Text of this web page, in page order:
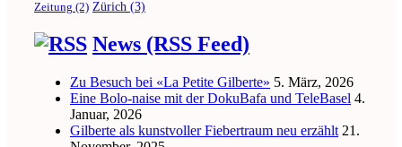
Zeitung (2) Zürich (3)
News (RSS Feed)
Zu Besuch bei «La Petite Gilberte» 5. März, 2026
Eine Bolo-naise mit der DokuBafa und TeleBasel 4.
Januar, 2026
Gilberte als kunstvoller Fiebertraum neu erzählt 21.